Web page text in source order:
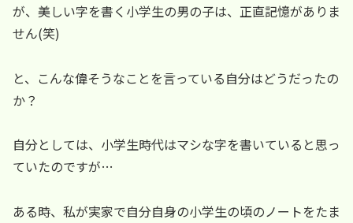
が、美しい字を書く小学生の男の子は、正直記憶がありま
せん(笑)
と、こんな偉そうなことを言っている自分はどうだったの
か？
自分としては、小学生時代はマシな字を書いていると思っ
ていたのですが…
ある時、私が実家で自分自身の小学生の頃のノートをたま